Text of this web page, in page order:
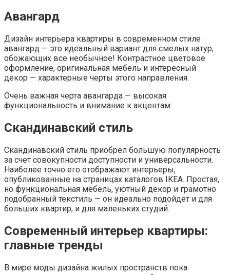
Авангард
Дизайн интерьера квартиры в современном стиле
авангард — это идеальный вариант для смелых натур,
обожающих все необычное! Контрастное цветовое
оформление, оригинальная мебель и интересный
декор — характерные черты этого направления.
Очень важная черта авангарда — высокая
функциональность и внимание к акцентам
Скандинавский стиль
Скандинавский стиль приобрел большую популярность
за счет совокупности доступности и универсальности.
Наиболее точно его отображают интерьеры,
опубликованные на страницах каталогов IKEA. Простая,
но функциональная мебель, уютный декор и грамотно
подобранный текстиль — он идеально подойдет и для
больших квартир, и для маленьких студий.
Современный интерьер квартиры:
главные тренды
В мире моды дизайна жилых пространств пока